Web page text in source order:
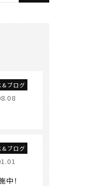
&ブログ
&ブログ
中！